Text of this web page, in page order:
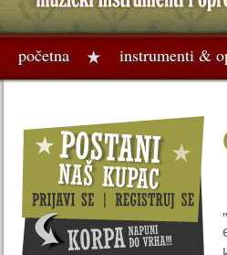
početna instrumenti &